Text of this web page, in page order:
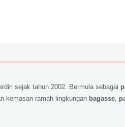
sejak tahun 2002. Bermula sebagai
kemasan ramah lingkungan bagasse